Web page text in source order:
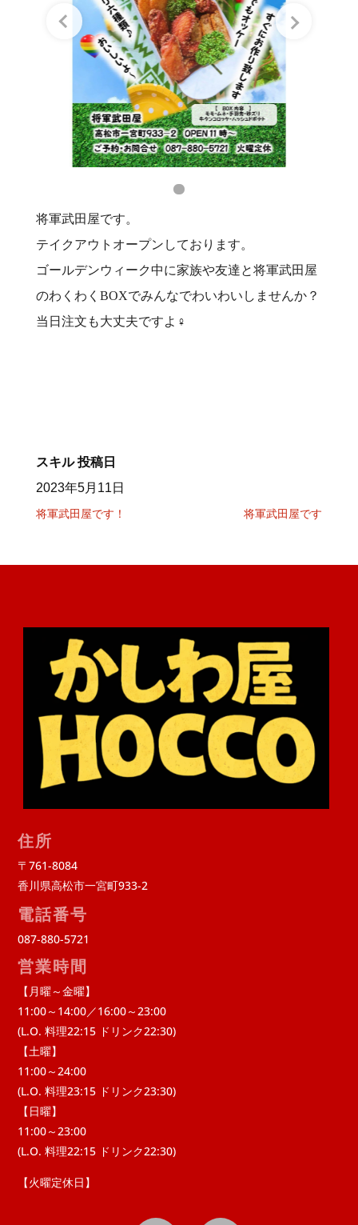
将軍武田屋です。
テイクアウトオープンしております。
ゴールデンウィーク中に家族や友達と将軍武田屋
のわくわくBOXでみんなでわいわいしませんか？
当日注文も大丈夫ですよ‍♀️
スキル 投稿日
2023年5月11日
将軍武田屋です！ 将軍武田屋です
住所
〒761-8084
香川県高松市一宮町933-2
電話番号
087-880-5721
営業時間
【月曜～金曜】
11:00～14:00／16:00～23:00
(L.O. 料理22:15 ドリンク22:30)
【土曜】
11:00～24:00
(L.O. 料理23:15 ドリンク23:30)
【日曜】
11:00～23:00
(L.O. 料理22:15 ドリンク22:30)
【火曜定休日】